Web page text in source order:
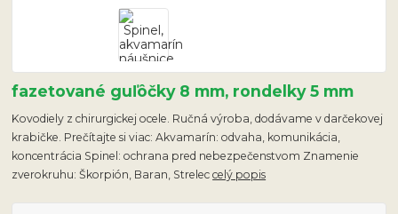
fazetované guľôčky 8 mm, rondelky 5 mm
Kovodiely z chirurgickej ocele. Ručná výroba, dodávame v darčekovej
krabičke. Prečítajte si viac: Akvamarín: odvaha, komunikácia,
koncentrácia Spinel: ochrana pred nebezpečenstvom Znamenie
zverokruhu: Škorpión, Baran, Streleccelý popis